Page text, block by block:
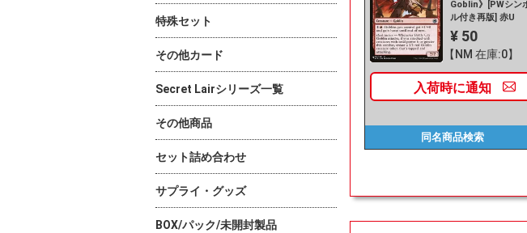
Goblin》[PWシン
ル付き再版] 赤U
¥ 50
【NM 在庫:0】
入荷時に通知
同名商品検索